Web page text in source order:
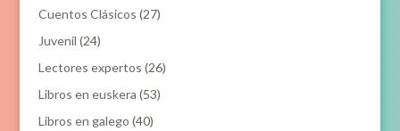
Cuentos Clásicos (27)
Juvenil (24)
Lectores expertos (26)
Libros en euskera (53)
Libros en galego (40)